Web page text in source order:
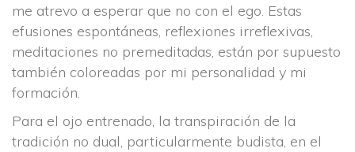
me atrevo a esperar que no con el ego. Estas
efusiones espontáneas, reflexiones irreflexivas,
meditaciones no premeditadas, están por supuesto
también coloreadas por mi personalidad y mi
formación.
Para el ojo entrenado, la transpiración de la
tradición no dual, particularmente budista, en el